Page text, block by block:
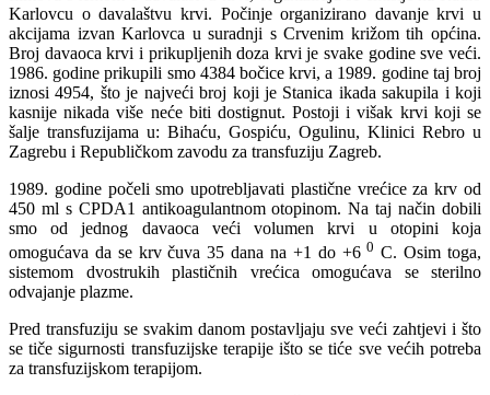
Karlovcu o davalaštvu krvi. Počinje organizirano davanje krvi u
akcijama izvan Karlovca u suradnji s Crvenim križom tih općina.
Broj davaoca krvi i prikupljenih doza krvi je svake godine sve veći.
1986. godine prikupili smo 4384 bočice krvi, a 1989. godine taj broj
iznosi 4954, što je najveći broj koji je Stanica ikada sakupila i koji
kasnije nikada više neće biti dostignut. Postoji i višak krvi koji se
šalje transfuzijama u: Bihaću, Gospiću, Ogulinu, Klinici Rebro u
Zagrebu i Republičkom zavodu za transfuziju Zagreb.
1989. godine počeli smo upotrebljavati plastične vrećice za krv od
450 ml s CPDA1 antikoagulantnom otopinom. Na taj način dobili
smo od jednog davaoca veći volumen krvi u otopini koja
omogućava da se krv čuva 35 dana na +1 do +60 C. Osim toga,
sistemom dvostrukih plastičnih vrećica omogućava se sterilno
odvajanje plazme.
Pred transfuziju se svakim danom postavljaju sve veći zahtjevi i što
se tiče sigurnosti transfuzijske terapije išto se tiće sve većih potreba
za transfuzijskom terapijom.